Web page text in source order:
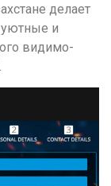
делает
и
видимо-